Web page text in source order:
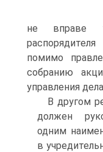
не вправе
помимо
собранию
управления
В другом
должен
одним
в